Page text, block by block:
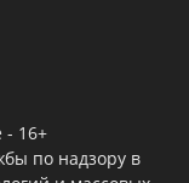
- 16+
по надзору в